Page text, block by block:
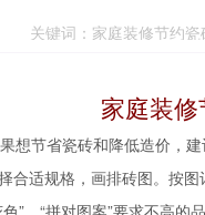
家庭装
想节省瓷砖和降低造价，
合适规格，画排砖图。按
”、“拼对图案”要求不高